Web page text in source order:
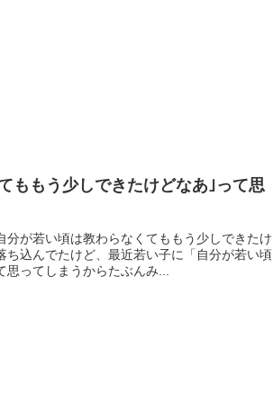
ももう少しできたけどなあ｣って思
が若い頃は教わらなくてももう少しできたけ
込んでたけど、最近若い子に「自分が若い頃
ってしまうからたぶんみ...